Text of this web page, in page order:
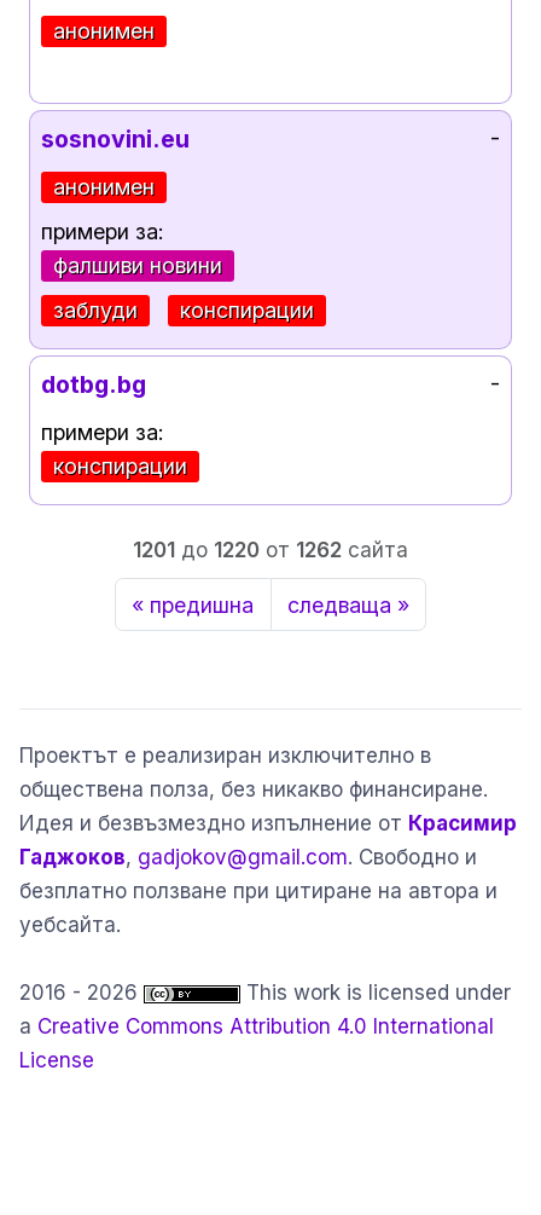
анонимен
sosnovini.eu
анонимен
примери за:
фалшиви новини
заблуди
конспирации
-
dotbg.bg
примери за:
конспирации
-
1201 до 1220 от 1262 сайта
« предишна следваща »
Проектът е реализиран изключително в
обществена полза, без никакво финансиране.
Идея и безвъзмездно изпълнение от Красимир
Гаджоков, gadjokov@gmail.com. Свободно и
безплатно ползване при цитиране на автора и
уебсайта.
2016 - 2026
This work is licensed under
a Creative Commons Attribution 4.0 International
License